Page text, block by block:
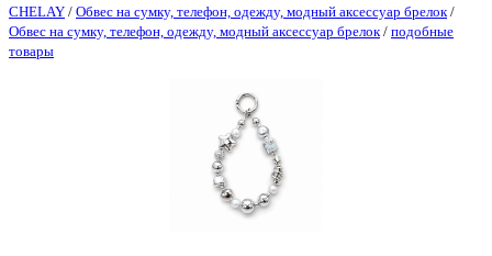
CHELAY / Обвес на сумку, телефон, одежду, модный аксессуар брелок/
Обвес на сумку, телефон, одежду, модный аксессуар брелок/ подобные
товары